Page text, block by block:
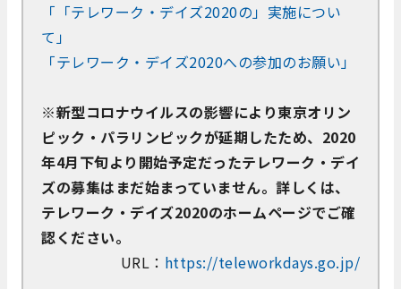
「「テレワーク・デイズ2020の」実施につい
て」
「テレワーク・デイズ2020への参加のお願い」
※新型コロナウイルスの影響により東京オリン
ピック・パラリンピックが延期したため、2020
年4月下旬より開始予定だったテレワーク・デイ
ズの募集はまだ始まっていません。詳しくは、
テレワーク・デイズ2020のホームページでご確
認ください。
URL： https://teleworkdays.go.jp/